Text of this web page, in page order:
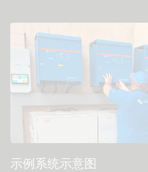
示例系统示意图